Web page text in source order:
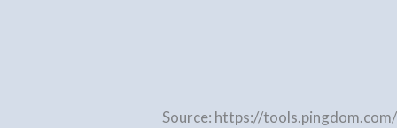
Source: https://tools.pingdom.com/